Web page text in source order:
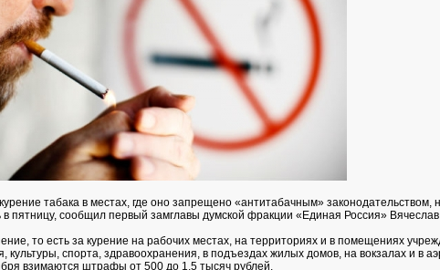
табака в местах, где оно запрещено «антитабачным» законодательством,
в пятницу, сообщил первый замглавы думской фракции «Единая Россия»
то есть за курение на рабочих местах, на территориях и в помещениях
культуры, спорта, здравоохранения, в подъездах жилых домов, на вокзалах и в
взимаются штрафы от 500 до 1,5 тысяч рублей.